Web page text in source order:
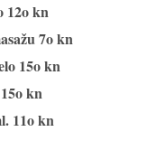
12o kn
7o kn
15o kn
kn
11o kn